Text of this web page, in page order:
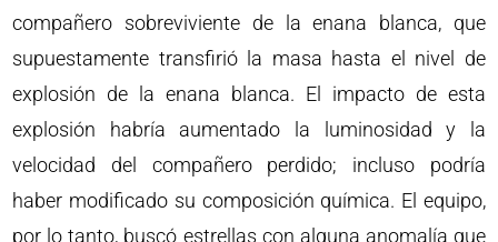
compañero sobreviviente de la enana blanca, que
supuestamente transfirió la masa hasta el nivel de
explosión de la enana blanca. El impacto de esta
explosión habría aumentado la luminosidad y la
velocidad del compañero perdido; incluso podría
haber modificado su composición química. El equipo,
por lo tanto, buscó estrellas con alguna anomalía que